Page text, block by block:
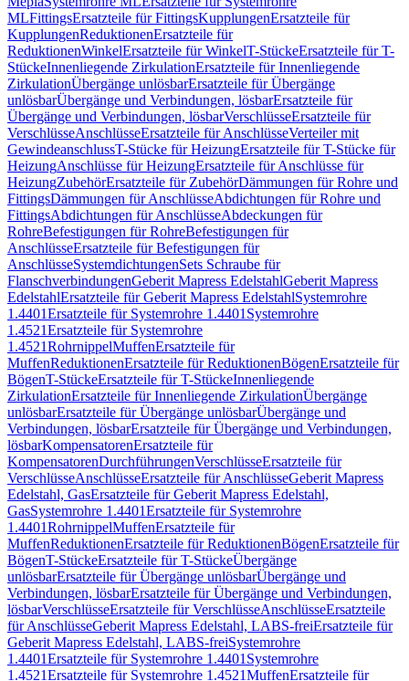
MLFittingsErsatzteile für FittingsKupplungenErsatzteile für
KupplungenReduktionenErsatzteile für
ReduktionenWinkelErsatzteile für WinkelT-StückeErsatzteile für T-
StückeInnenliegende ZirkulationErsatzteile für Innenliegende
ZirkulationÜbergänge unlösbarErsatzteile für Übergänge
unlösbarÜbergänge und Verbindungen, lösbarErsatzteile für
Übergänge und Verbindungen, lösbarVerschlüsseErsatzteile für
VerschlüsseAnschlüsseErsatzteile für AnschlüsseVerteiler mit
GewindeanschlussT-Stücke für HeizungErsatzteile für T-Stücke für
HeizungAnschlüsse für HeizungErsatzteile für Anschlüsse für
HeizungZubehörErsatzteile für ZubehörDämmungen für Rohre und
FittingsDämmungen für AnschlüsseAbdichtungen für Rohre und
FittingsAbdichtungen für AnschlüsseAbdeckungen für
RohreBefestigungen für RohreBefestigungen für
AnschlüsseErsatzteile für Befestigungen für
AnschlüsseSystemdichtungenSets Schraube für
FlanschverbindungenGeberit Mapress EdelstahlGeberit Mapress
EdelstahlErsatzteile für Geberit Mapress EdelstahlSystemrohre
1.4401Ersatzteile für Systemrohre 1.4401 Systemrohre
1.4521Ersatzteile für Systemrohre
1.4521RohrnippelMuffenErsatzteile für
MuffenReduktionenErsatzteile für ReduktionenBögenErsatzteile für
BögenT-StückeErsatzteile für T-StückeInnenliegende
ZirkulationErsatzteile für Innenliegende ZirkulationÜbergänge
unlösbarErsatzteile für Übergänge unlösbarÜbergänge und
Verbindungen, lösbarErsatzteile für Übergänge und Verbindungen,
lösbarKompensatorenErsatzteile für
KompensatorenDurchführungenVerschlüsseErsatzteile für
VerschlüsseAnschlüsseErsatzteile für AnschlüsseGeberit Mapress
Edelstahl, GasErsatzteile für Geberit Mapress Edelstahl,
GasSystemrohre 1.4401Ersatzteile für Systemrohre
1.4401RohrnippelMuffenErsatzteile für
MuffenReduktionenErsatzteile für ReduktionenBögenErsatzteile für
BögenT-StückeErsatzteile für T-StückeÜbergänge
unlösbarErsatzteile für Übergänge unlösbarÜbergänge und
Verbindungen, lösbarErsatzteile für Übergänge und Verbindungen,
lösbarVerschlüsseErsatzteile für VerschlüsseAnschlüsseErsatzteile
für AnschlüsseGeberit Mapress Edelstahl, LABS-freiErsatzteile für
Geberit Mapress Edelstahl, LABS-freiSystemrohre
1.4401Ersatzteile für Systemrohre 1.4401 Systemrohre
1.4521Ersatzteile für Systemrohre 1.4521MuffenErsatzteile für